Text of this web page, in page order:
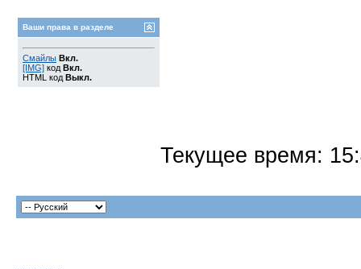
Ваши права в разделе
Смайлы Вкл.
[IMG] код Вкл.
HTML код Выкл.
Текущее время: